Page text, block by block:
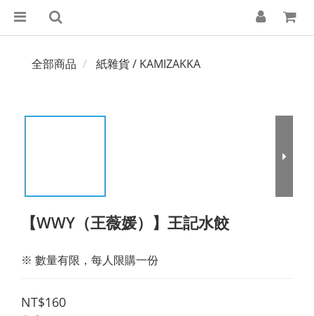
全部商品 紙雜貨 / KAMIZAKKA
【WWY（王薇媛）】王記水餃
※ 數量有限，每人限購一份
NT$160